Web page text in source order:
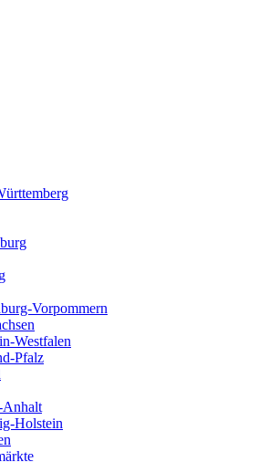
Vorpommern
Westfalen
Pfalz
Anhalt
Holstein